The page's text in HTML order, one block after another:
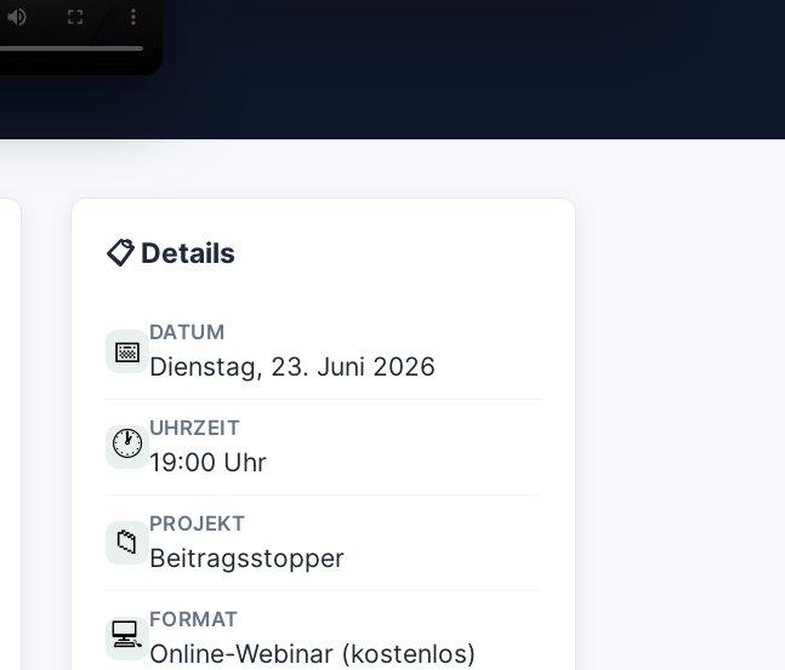
📋 Details
📅
DATUM
Dienstag, 23. Juni 2026
🕐 UHRZEIT
19:00 Uhr
📁
PROJEKT
Beitragsstopper
💻 FORMAT
Online-Webinar (kostenlos)